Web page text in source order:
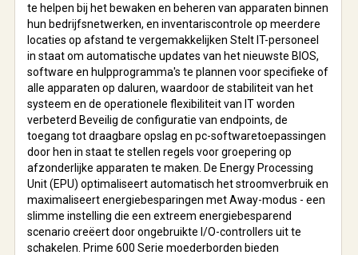
te helpen bij het bewaken en beheren van apparaten binnen
hun bedrijfsnetwerken, en inventariscontrole op meerdere
locaties op afstand te vergemakkelijken Stelt IT-personeel
in staat om automatische updates van het nieuwste BIOS,
software en hulpprogramma's te plannen voor specifieke of
alle apparaten op daluren, waardoor de stabiliteit van het
systeem en de operationele flexibiliteit van IT worden
verbeterd Beveilig de configuratie van endpoints, de
toegang tot draagbare opslag en pc-softwaretoepassingen
door hen in staat te stellen regels voor groepering op
afzonderlijke apparaten te maken. De Energy Processing
Unit (EPU) optimaliseert automatisch het stroomverbruik en
maximaliseert energiebesparingen met Away-modus - een
slimme instelling die een extreem energiebesparend
scenario creëert door ongebruikte I/O-controllers uit te
schakelen. Prime 600 Serie moederborden bieden